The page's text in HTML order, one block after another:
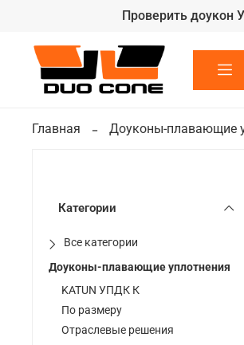
Проверить доукон
Главная Доуконы-плавающие
Категории
Все категории
Доуконы-плавающие уплотнения
KATUN УПДК К
По размеру
Отраслевые решения